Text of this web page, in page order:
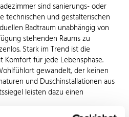
sind sanierungs- oder
technischen und gestalterischen
Badtraum unabhängig von
stehenden Raums zu
Stark im Trend ist die
Komfort für jede Lebensphase.
gewandelt, der keinen
und Duschinstallationen aus
leisten dazu einen